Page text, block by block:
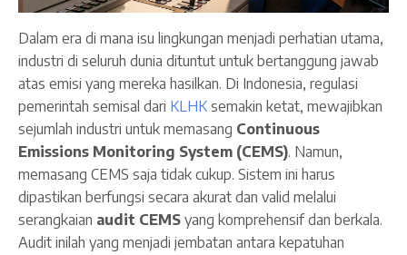
Dalam era di mana isu lingkungan menjadi perhatian utama,
industri di seluruh dunia dituntut untuk bertanggung jawab
atas emisi yang mereka hasilkan. Di Indonesia, regulasi
pemerintah semisal dari KLHK semakin ketat, mewajibkan
sejumlah industri untuk memasang Continuous
Emissions Monitoring System (CEMS). Namun,
memasang CEMS saja tidak cukup. Sistem ini harus
dipastikan berfungsi secara akurat dan valid melalui
serangkaian audit CEMS yang komprehensif dan berkala.
Audit inilah yang menjadi jembatan antara kepatuhan